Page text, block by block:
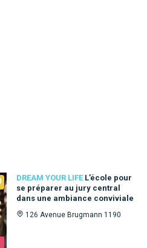
DREAM YOUR LIFE L’école pour
se préparer au jury central
dans une ambiance conviviale
126 Avenue Brugmann 1190